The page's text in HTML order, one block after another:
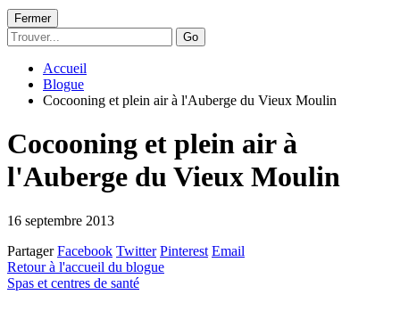
Fermer
Go
Accueil
Blogue
Cocooning et plein air à l'Auberge du Vieux Moulin
Cocooning et plein air à
l'Auberge du Vieux Moulin
16 septembre 2013
Partager Facebook Twitter Pinterest Email
Retour à l'accueil du blogue
Spas et centres de santé